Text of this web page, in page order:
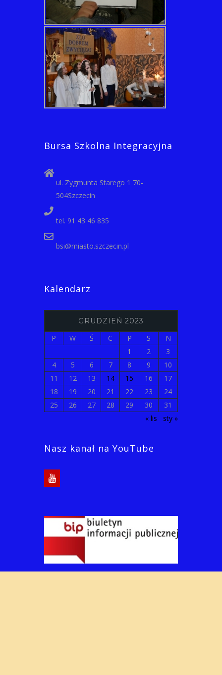
Bursa Szkolna Integracyjna
ul. Zygmunta Starego 1 70-
504Szczecin
tel. 91 43 46 835
bsi@miasto.szczecin.pl
Kalendarz
GRUDZIEŃ 2023
P W Ś C P S
N
1
2
3
4
5 6 7 8 9
10
11
12 13 14 15 16
17
18
19 20 21 22 23
24
25
26 27 28 29 30
31
« lis
sty »
Nasz kanał na YouTube